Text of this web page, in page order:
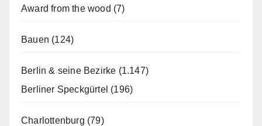
Award from the wood (7)
Bauen (124)
Berlin & seine Bezirke (1.147)
Berliner Speckgürtel (196)
Charlottenburg (79)